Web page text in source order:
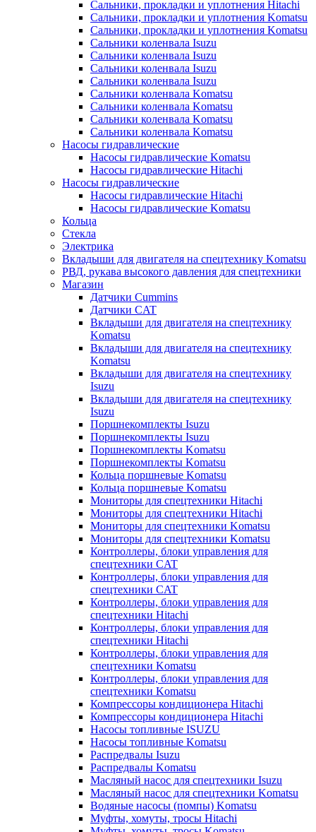
Сальники, прокладки и уплотнения Hitachi
Сальники, прокладки и уплотнения Komatsu
Сальники, прокладки и уплотнения Komatsu
Сальники коленвала Isuzu
Сальники коленвала Isuzu
Сальники коленвала Isuzu
Сальники коленвала Isuzu
Сальники коленвала Komatsu
Сальники коленвала Komatsu
Сальники коленвала Komatsu
Сальники коленвала Komatsu
Насосы гидравлические
Насосы гидравлические Komatsu
Насосы гидравлические Hitachi
Насосы гидравлические
Насосы гидравлические Hitachi
Насосы гидравлические Komatsu
Кольца
Стекла
Электрика
Вкладыши для двигателя на спецтехнику Komatsu
РВД, рукава высокого давления для спецтехники
Магазин
Датчики Cummins
Датчики CAT
Вкладыши для двигателя на спецтехнику
Komatsu
Вкладыши для двигателя на спецтехнику
Komatsu
Вкладыши для двигателя на спецтехнику
Isuzu
Вкладыши для двигателя на спецтехнику
Isuzu
Поршнекомплекты Isuzu
Поршнекомплекты Isuzu
Поршнекомплекты Komatsu
Поршнекомплекты Komatsu
Кольца поршневые Komatsu
Кольца поршневые Komatsu
Мониторы для спецтехники Hitachi
Мониторы для спецтехники Hitachi
Мониторы для спецтехники Komatsu
Мониторы для спецтехники Komatsu
Контроллеры, блоки управления для
спецтехники CAT
Контроллеры, блоки управления для
спецтехники CAT
Контроллеры, блоки управления для
спецтехники Hitachi
Контроллеры, блоки управления для
спецтехники Hitachi
Контроллеры, блоки управления для
спецтехники Komatsu
Контроллеры, блоки управления для
спецтехники Komatsu
Компрессоры кондиционера Hitachi
Компрессоры кондиционера Hitachi
Насосы топливные ISUZU
Насосы топливные Komatsu
Распредвалы Isuzu
Распредвалы Komatsu
Масляный насос для спецтехники Isuzu
Масляный насос для спецтехники Komatsu
Водяные насосы (помпы) Komatsu
Муфты, хомуты, тросы Hitachi